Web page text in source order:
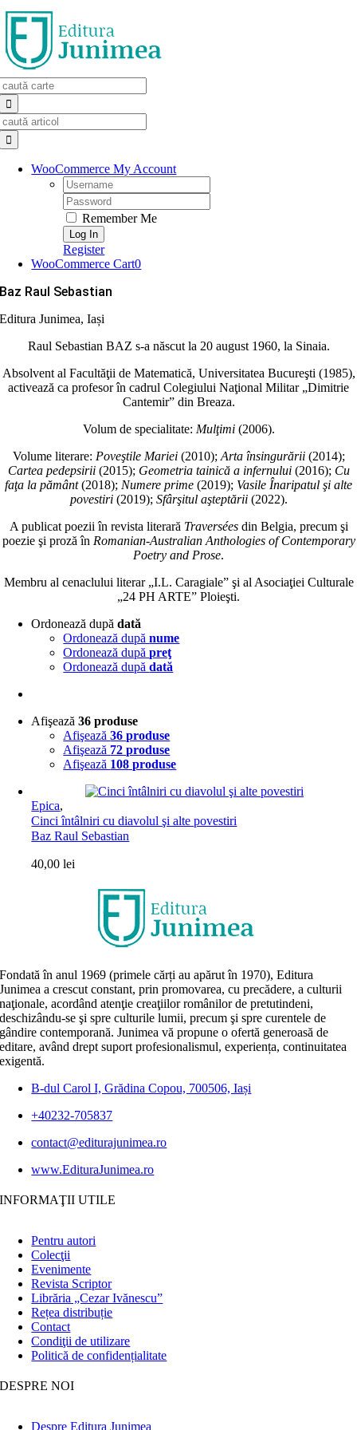
Skip
to
content
WooCommerce My Account
Username:
Password:
Remember Me
Register
WooCommerce Cart0
Baz Raul Sebastian
Editura Junimea, Iași
Raul Sebastian BAZ s-a născut la 20 august 1960, la Sinaia.
Absolvent al Facultăţii de Matematică, Universitatea Bucureşti (1985),
activează ca profesor în cadrul Colegiului Naţional Militar „Dimitrie
Cantemir” din Breaza.
Volum de specialitate: Mulţimi(2006).
Volume literare: Poveştile Mariei(2010); Arta însingurării (2014);
Cartea pedepsirii(2015); Geometria tainică a infernului(2016); Cu
faţa la pământ(2018); Numere prime (2019); Vasile Înaripatul şi alte
povestiri (2019); Sfârşitul aşteptării(2022).
A publicat poezii în revista literară Traverséesdin Belgia, precum şi
poezie şi proză în Romanian-Australian Anthologies of Contemporary
Poetry and Prose.
Membru al cenaclului literar „I.L. Caragiale” şi al Asociaţiei Culturale
„24 PH ARTE” Ploieşti.
Ordonează dupădată
Ordonează dupănume
Ordonează dupăpreţ
Ordonează dupădată
Afişează36 produse
Afişează36 produse
Afişează 72 produse
Afişează 108 produse
Epica,
Cinci întâlniri cu diavolul şi alte povestiri
Baz Raul Sebastian
40,00lei
Fondată în anul 1969 (primele cărți au apărut în 1970), Editura
Junimea a crescut constant, prin promovarea, cu precădere, a culturii
naţionale, acordând atenţie creaţiilor românilor de pretutindeni,
deschizându-se şi spre culturile lumii, precum şi spre curentele de
gândire contemporană. Junimea vă propune o ofertă generoasă de
editare, având drept suport profesionalismul, experiența, continuitatea
exigentă.
B-dul Carol I, Grădina Copou, 700506, Iași
+40232-705837
contact@editurajunimea.ro
www.EdituraJunimea.ro
INFORMAŢII UTILE
Pentru autori
Colecţii
Evenimente
Revista Scriptor
Librăria „Cezar Ivănescu”
Rețea distribuție
Contact
Condiţii de utilizare
Politică de confidențialitate
DESPRE NOI
Despre Editura Junimea